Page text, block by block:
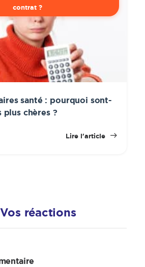
contrat ?
santé : pourquoi sont-
chères ?
Lire l'article
Vos réactions